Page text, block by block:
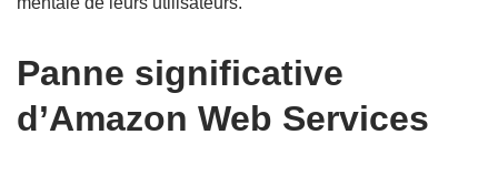
Panne significative
d’Amazon Web Services